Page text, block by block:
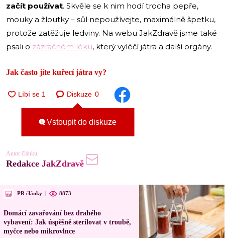
začít používat. Skvěle se k nim hodí trocha pepře,
mouky a žloutky – sůl nepoužívejte, maximálně špetku,
protože zatěžuje ledviny. Na webu JakZdravě jsme také
psali o zázračném léku, který vyléčí játra a další orgány.
Jak často jíte kuřecí játra vy?
Diskuze 0
Vstoupit do diskuze
Autor článku
Redakce JakZdravě
PR články 8873
Domácí zavařování bez drahého
vybavení: Jak úspěšně sterilovat v troubě,
myčce nebo mikrovlnce